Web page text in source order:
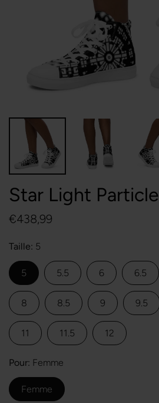
Star Light
€438,99
Taille 5
5 5.5 6 6.5
8 8.5 9 9.5
11 11.5 12
Pour Femme
Femme